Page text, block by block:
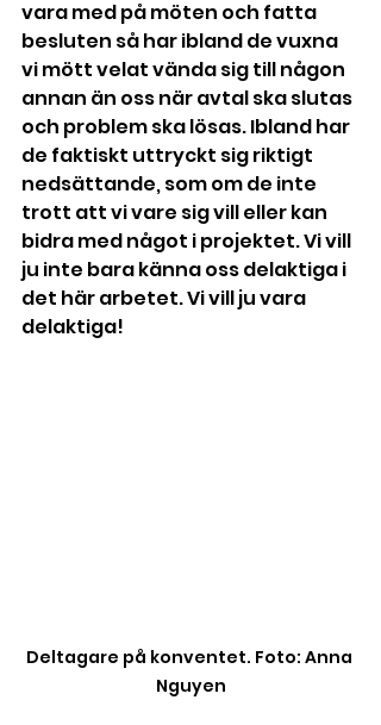
vara med på möten och fatta
besluten så har ibland de vuxna
vi mött velat vända sig till någon
annan än oss när avtal ska slutas
och problem ska lösas. Ibland har
de faktiskt uttryckt sig riktigt
nedsättande, som om de inte
trott att vi vare sig vill eller kan
bidra med något i projektet. Vi vill
ju inte bara känna oss delaktiga i
det här arbetet. Vi vill ju vara
delaktiga!
Deltagare på konventet. Foto: Anna
Nguyen